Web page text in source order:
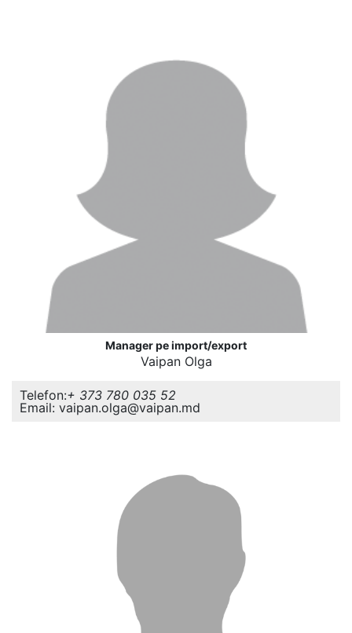
Manager pe import/export
Vaipan Olga
Telefon:+ 373 780 035 52
Email: vaipan.olga@vaipan.md